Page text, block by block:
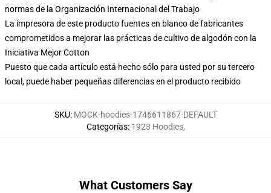
normas de la Organización Internacional del Trabajo
La impresora de este producto fuentes en blanco de fabricantes
comprometidos a mejorar las prácticas de cultivo de algodón con la
Iniciativa Mejor Cotton
Puesto que cada artículo está hecho sólo para usted por su tercero
local, puede haber pequeñas diferencias en el producto recibido
SKU: MOCK-hoodies-1746611867-DEFAULT
Categorías: 1923 Hoodies,
What Customers Say